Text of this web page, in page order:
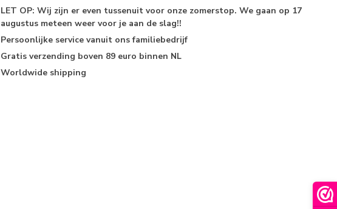
LET OP: Wij zijn er even tussenuit voor onze zomerstop. We gaan op 17
augustus meteen weer voor je aan de slag!!
Persoonlijke service vanuit ons familiebedrijf
Gratis verzending boven 89 euro binnen NL
Worldwide shipping